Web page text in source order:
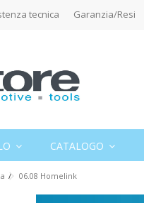
tecnica Garanzia/Resi
CATALOGO
06.08 Homelink